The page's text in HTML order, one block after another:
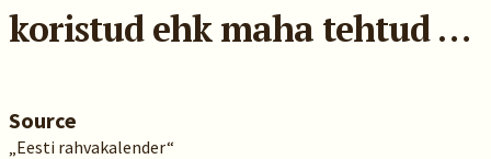
koristud ehk maha tehtud …
Source
„Eesti rahvakalender“